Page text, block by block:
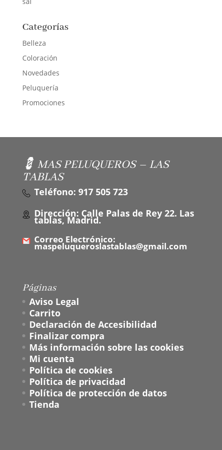
Categorías
Belleza
Coloración
Novedades
Peluquería
Promociones
💈 MAS PELUQUEROS – LAS
TABLAS
Teléfono: 917 505 723
Dirección: Calle Palas de Rey 22. Las
tablas, Madrid.
Correo Electrónico:
maspeluqueroslastablas@gmail.com
Páginas
Aviso Legal
Carrito
Declaración de Accesibilidad
Finalizar compra
Más información sobre las cookies
Mi cuenta
Política de cookies
Política de privacidad
Política de protección de datos
Tienda